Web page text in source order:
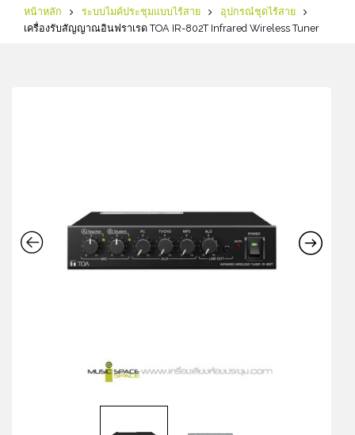
หน้าหลัก ระบบไมค์ประชุมแบบไร้สาย
อุปกรณ์ชุดไร้สาย
เครื่องรับสัญญาณอินฟราเรด TOA IR-802T Infrared Wireless Tuner